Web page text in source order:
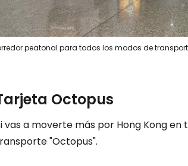
peatonal para todos los modos de
Octopus
vas a moverte más por Hong Kong
"Octopus".